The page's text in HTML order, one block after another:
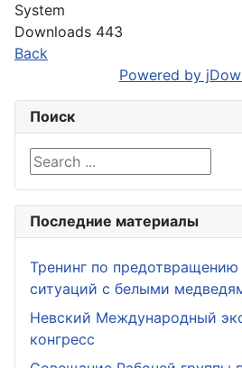
System
Downloads 443
Back
Powered by
Поиск
Search ...
Последние материалы
Тренинг по
ситуаций с белыми
Невский Международный
конгресс